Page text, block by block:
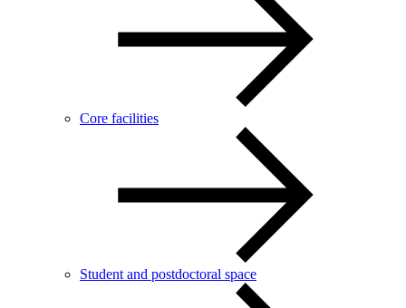
Core facilities
Student and postdoctoral space